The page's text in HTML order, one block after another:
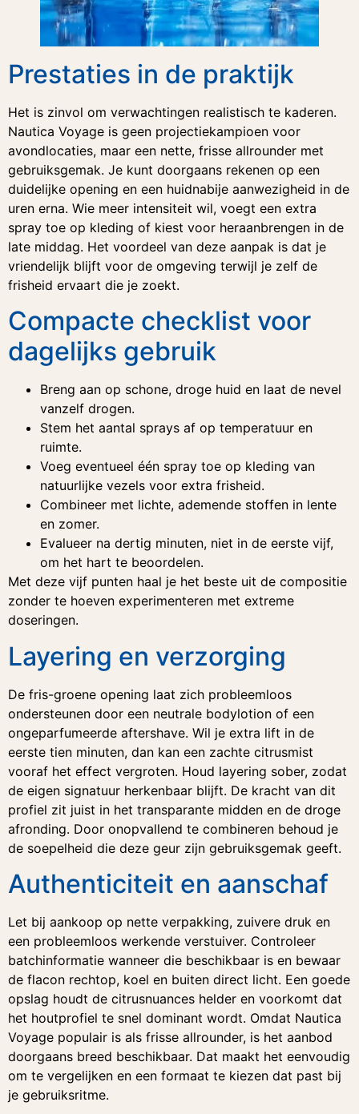
Prestaties in de praktijk
Het is zinvol om verwachtingen realistisch te kaderen.
Nautica Voyage is geen projectiekampioen voor
avondlocaties, maar een nette, frisse allrounder met
gebruiksgemak. Je kunt doorgaans rekenen op een
duidelijke opening en een huidnabije aanwezigheid in de
uren erna. Wie meer intensiteit wil, voegt een extra
spray toe op kleding of kiest voor heraanbrengen in de
late middag. Het voordeel van deze aanpak is dat je
vriendelijk blijft voor de omgeving terwijl je zelf de
frisheid ervaart die je zoekt.
Compacte checklist voor
dagelijks gebruik
Breng aan op schone, droge huid en laat de nevel
vanzelf drogen.
Stem het aantal sprays af op temperatuur en
ruimte.
Voeg eventueel één spray toe op kleding van
natuurlijke vezels voor extra frisheid.
Combineer met lichte, ademende stoffen in lente
en zomer.
Evalueer na dertig minuten, niet in de eerste vijf,
om het hart te beoordelen.
Met deze vijf punten haal je het beste uit de compositie
zonder te hoeven experimenteren met extreme
doseringen.
Layering en verzorging
De fris-groene opening laat zich probleemloos
ondersteunen door een neutrale bodylotion of een
ongeparfumeerde aftershave. Wil je extra lift in de
eerste tien minuten, dan kan een zachte citrusmist
vooraf het effect vergroten. Houd layering sober, zodat
de eigen signatuur herkenbaar blijft. De kracht van dit
profiel zit juist in het transparante midden en de droge
afronding. Door onopvallend te combineren behoud je
de soepelheid die deze geur zijn gebruiksgemak geeft.
Authenticiteit en aanschaf
Let bij aankoop op nette verpakking, zuivere druk en
een probleemloos werkende verstuiver. Controleer
batchinformatie wanneer die beschikbaar is en bewaar
de flacon rechtop, koel en buiten direct licht. Een goede
opslag houdt de citrusnuances helder en voorkomt dat
het houtprofiel te snel dominant wordt. Omdat Nautica
Voyage populair is als frisse allrounder, is het aanbod
doorgaans breed beschikbaar. Dat maakt het eenvoudig
om te vergelijken en een formaat te kiezen dat past bij
je gebruiksritme.